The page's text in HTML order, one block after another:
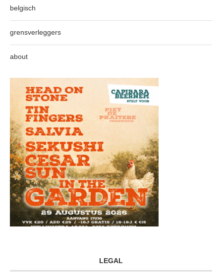
belgisch
grensverleggers
about
LEGAL